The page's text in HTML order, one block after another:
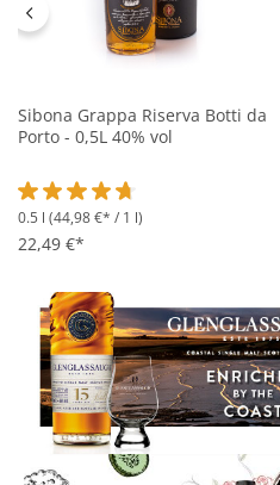
Sibona Grappa Riserva Botti da
Porto - 0,5L 40% vol
Durchschnittliche Bewertung
0.5 l (44,98 €* / 1 l)
22,49 €*